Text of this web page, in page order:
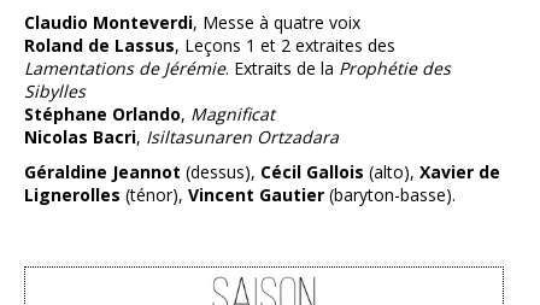
Claudio Monteverdi, Messe à quatre voix
Roland de Lassus, Leçons 1 et 2 extraites des
Lamentations de Jérémie. Extraits de la Prophétie des
Sibylles
Stéphane Orlando, Magnificat
Nicolas Bacri, Isiltasunaren Ortzadara
Géraldine Jeannot (dessus), Cécil Gallois (alto), Xavier de
Lignerolles (ténor), Vincent Gautier (baryton-basse).